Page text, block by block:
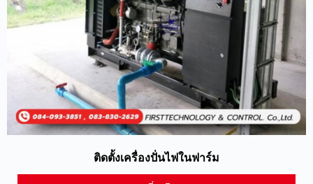
ติดตั้งเครื่องปั่นไฟในฟาร์ม